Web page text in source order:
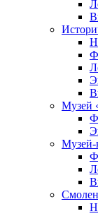
Музей
Музей-